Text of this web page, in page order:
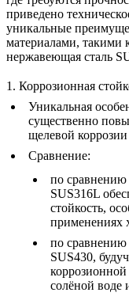
приведено
уникальные
материалами, такими
нержавеющая сталь
1. Коррозионная
Уникальная
существенно
щелевой
Сравнение:
по сравнению
SUS316L
стойкость,
применениях
по сравнению
SUS430,
солёной воде